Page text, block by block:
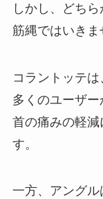
しかし、どち
筋縄ではいきま
コラントッテは
多くのユーザ
首の痛みの軽減
す。
一方、アング